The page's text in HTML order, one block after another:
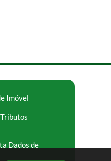
Imóvel
Dados de